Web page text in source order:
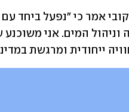
ייחודית ומרגשת